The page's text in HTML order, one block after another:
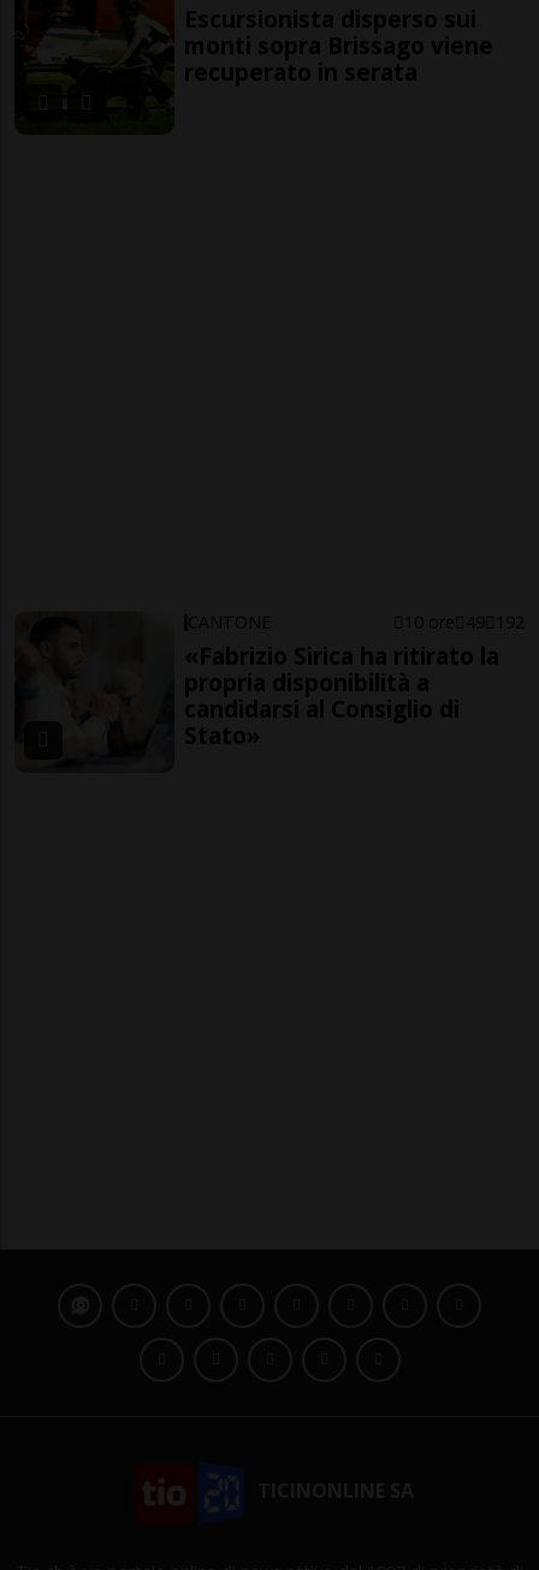
Escursionista disperso sui
monti sopra Brissago viene
recuperato in serata
CANTONE 10 ore 49 192
«Fabrizio Sirica ha ritirato la
propria disponibilità a
candidarsi al Consiglio di
Stato»